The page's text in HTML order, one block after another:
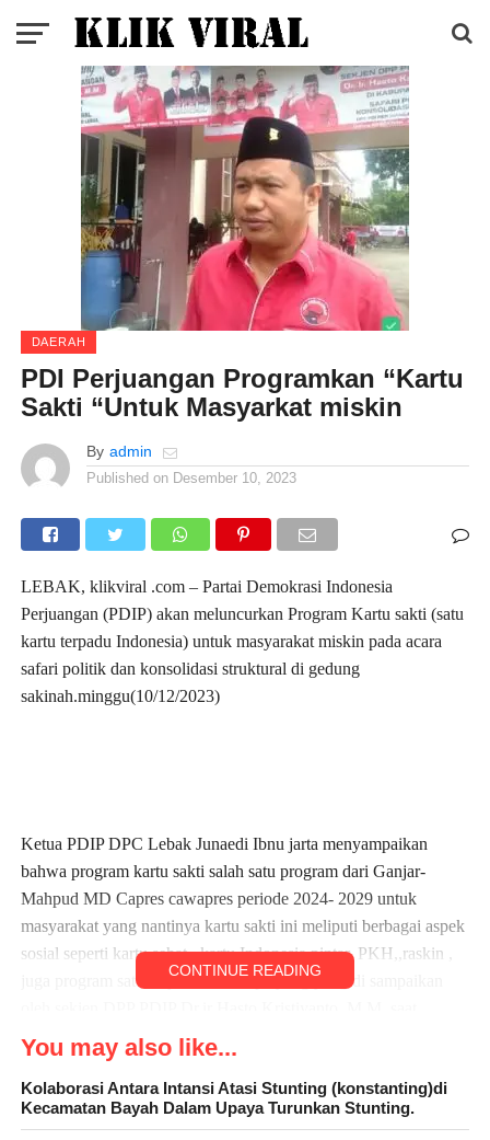
DAERAH
PDI Perjuangan Programkan “Kartu
Sakti “Untuk Masyarkat miskin
By admin
Published on Desember 10, 2023
LEBAK, klikviral .com – Partai Demokrasi Indonesia
Perjuangan (PDIP) akan meluncurkan Program Kartu sakti (satu
kartu terpadu Indonesia) untuk masyarakat miskin pada acara
safari politik dan konsolidasi struktural di gedung
sakinah.minggu(10/12/2023)
Ketua PDIP DPC Lebak Junaedi Ibnu jarta menyampaikan
bahwa program kartu sakti salah satu program dari Ganjar-
Mahpud MD Capres cawapres periode 2024- 2029 untuk
masyarakat yang nantinya kartu sakti ini meliputi berbagai aspek
sosial seperti kartu sehat , kartu Indonesia pintar, PKH,,raskin ,
juga program satu sarjana.sesuai apa yang yang di sampaikan
konsolidasi safari politik di depan para kader PDIP. Kata Junaedi
CONTINUE READING
You may also like...
Kolaborasi Antara Intansi Atasi Stunting (konstanting)di
Kecamatan Bayah Dalam Upaya Turunkan Stunting.